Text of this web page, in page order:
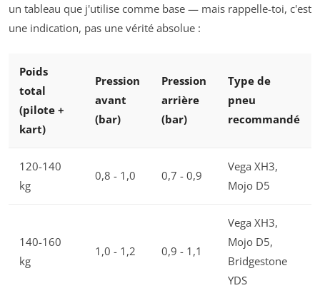
un tableau que j'utilise comme base — mais rappelle-toi, c'est
une indication, pas une vérité absolue :
Poids
total
(pilote +
kart)
Pression
avant
(bar)
Pression
arrière
(bar)
Type de
pneu
recommandé
120-140
kg
0,8 - 1,0 0,7 - 0,9
Vega XH3,
Mojo D5
140-160
kg
1,0 - 1,2 0,9 - 1,1
Vega XH3,
Mojo D5,
Bridgestone
YDS